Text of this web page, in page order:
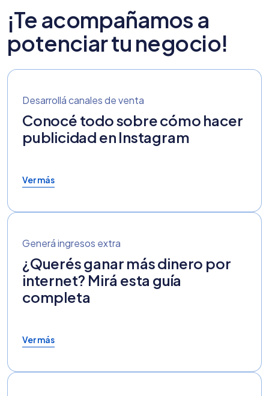
¡Te acompañamos a
potenciar tu negocio!
Desarrollá canales de venta
Conocé todo sobre cómo hacer
publicidad en Instagram
Ver más
Generá ingresos extra
¿Querés ganar más dinero por
internet? Mirá esta guía
completa
Ver más